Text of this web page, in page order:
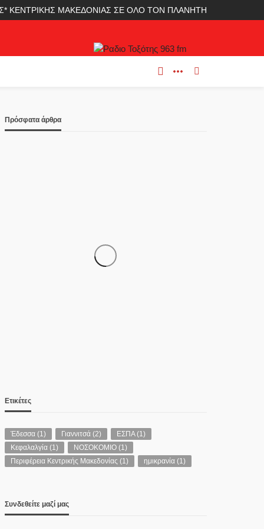
ΚΕΝΤΡΙΚΗΣ ΜΑΚΕΔΟΝΙΑΣ ΣΕ ΟΛΟ ΤΟΝ ΠΛΑΝΗΤΗ
Πρόσφατα άρθρα
Ετικέτες
Έδεσσα(1) Γιαννιτσά(2) ΕΣΠΑ(1)
Κεφαλαλγία(1) ΝΟΣΟΚΟΜΙΟ(1)
Περιφέρεια Κεντρικής Μακεδονίας (1) ημικρανία(1)
Συνδεθείτε μαζί μας